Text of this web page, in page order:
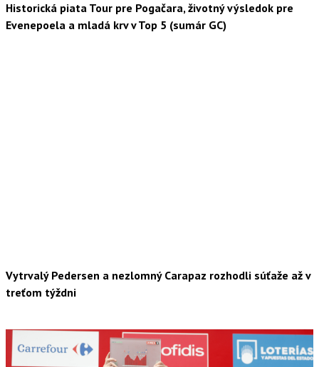
Historická piata Tour pre Pogačara, životný výsledok pre
Evenepoela a mladá krv v Top 5 (sumár GC)
Vytrvalý Pedersen a nezlomný Carapaz rozhodli súťaže až v
treťom týždni